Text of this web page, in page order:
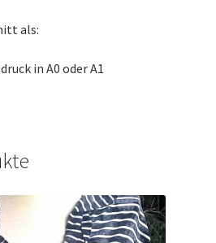
als:
in A0 oder A1